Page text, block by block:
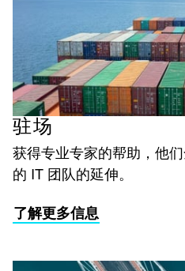
驻场
获得专业专家的帮助，他
的 IT 团队的延伸。
了解更多信息